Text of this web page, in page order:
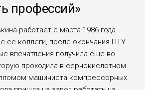
профессий»
рабо­тает с марта 1986 года.
её коллеги, после окончания ПТУ
впечатления получила ещё во
проходила в сернокислотном
маши­ниста компрессорных